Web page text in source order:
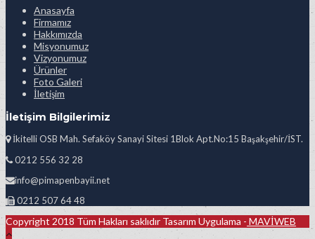
Anasayfa
Firmamız
Hakkımızda
Misyonumuz
Vizyonumuz
Ürünler
Foto Galeri
İletişim
İletişim Bilgilerimiz
İkitelli OSB Mah. Sefaköy Sanayi Sitesi 1Blok Apt.No:15 Başakşehir/İST.
0212 556 32 28
info@pimapenbayii.net
0212 507 64 48
Copyright 2018 Tüm Hakları saklıdır Tasarım Uygulama - MAVİWEB